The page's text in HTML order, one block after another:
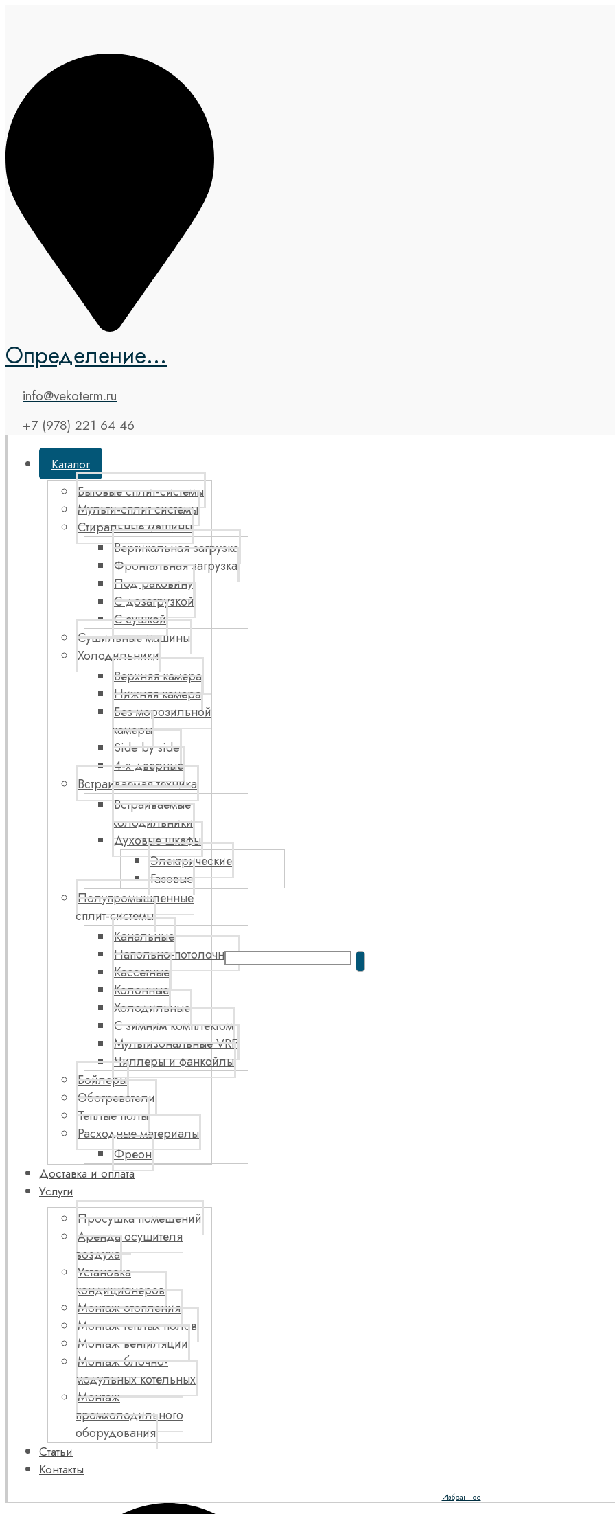
Определение...
info@vekoterm.ru
+7 (978) 221 64 46
Каталог
Бытовые сплит-системы
Мульти-сплит системы
Стиральные машины
Вертикальная загрузка
Фронтальная загрузка
Под раковину
С дозагрузкой
С сушкой
Сушильные машины
Холодильники
Верхняя камера
Нижняя камера
Без морозильной
камеры
Side by side
4-х дверные
Встраиваемая техника
Встраиваемые
холодильники
Духовые шкафы
Электрические
Газовые
Полупромышленные
сплит-системы
Канальные
Напольно-потолочные
Кассетные
Колонные
Холодильные
С зимним комплектом
Мультизональные VRF
Чиллеры и фанкойлы
Бойлеры
Обогреватели
Теплые полы
Расходные материалы
Фреон
Доставка и оплата
Услуги
Просушка помещений
Аренда осушителя
воздуха
Установка
кондиционеров
Монтаж отопления
Монтаж теплых полов
Монтаж вентиляции
Монтаж блочно-
модульных котельных
Монтаж
промхолодильного
оборудования
Статьи
Контакты
Избранное